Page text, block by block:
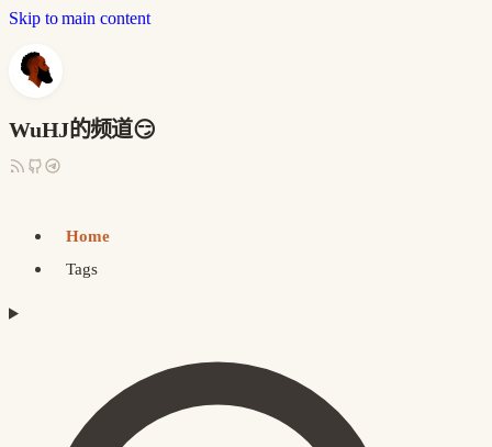
Skip to main content
WuHJ的频道😏
Home
Tags